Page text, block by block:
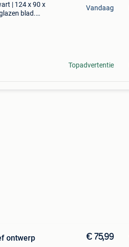
| 124 x 90 x
blad.
Vandaag
Topadvertentie
ontwerp
€ 75,99